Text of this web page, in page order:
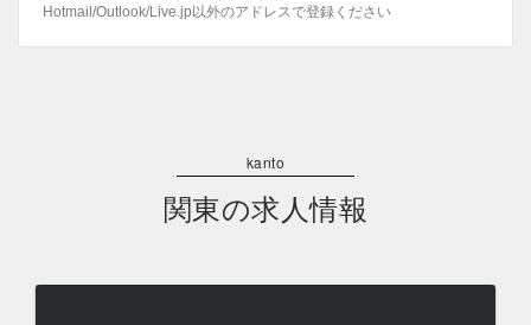
Hotmail/Outlook/Live.jp以外のアドレスで登録ください
関東の求人情報